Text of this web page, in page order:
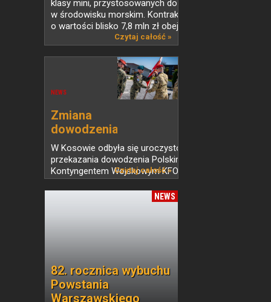
klasy mini, przystosowanych do działań
w środowisku morskim. Kontrakt
o wartości blisko 7,8 mln zł obejmuje nie...
Czytaj całość »
NEWS
Zmiana
dowodzenia
Polskim...
W Kosowie odbyła się uroczystość
przekazania dowodzenia Polskim
Kontyngentem Wojskowym KFOR.
Dowódcą LIV zmiany został płk Piotr
Ciapka, który przejął obowiązki od płk.
Łukasza Czacherskiego....
Czytaj całość »
NEWS
82. rocznica wybuchu
Powstania
Warszawskiego